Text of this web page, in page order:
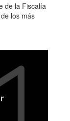
de la Fiscalía
los más